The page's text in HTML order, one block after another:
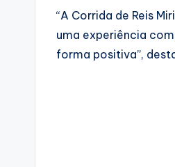
“A Corrida de Reis
uma experiência
forma positiva”,